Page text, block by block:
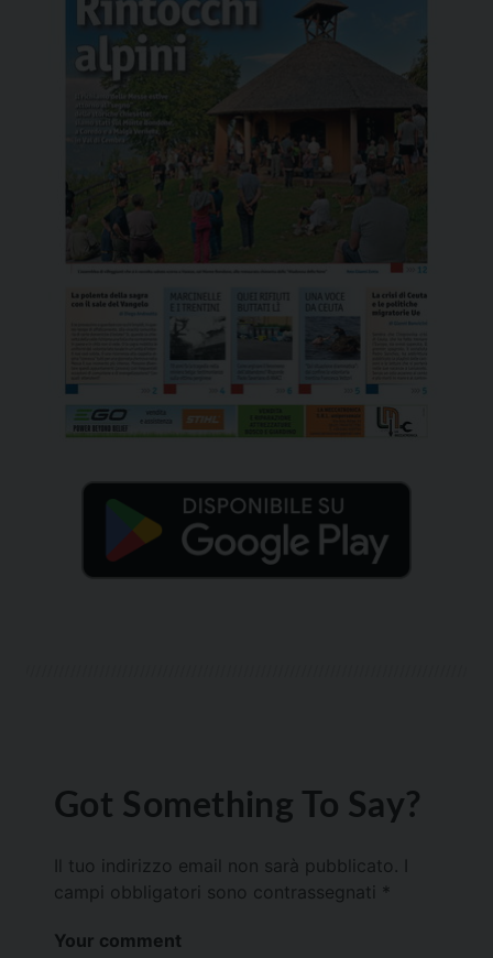
Got Something To Say?
Il tuo indirizzo email non sarà pubblicato.
campi obbligatori sono contrassegnati *
Your comment